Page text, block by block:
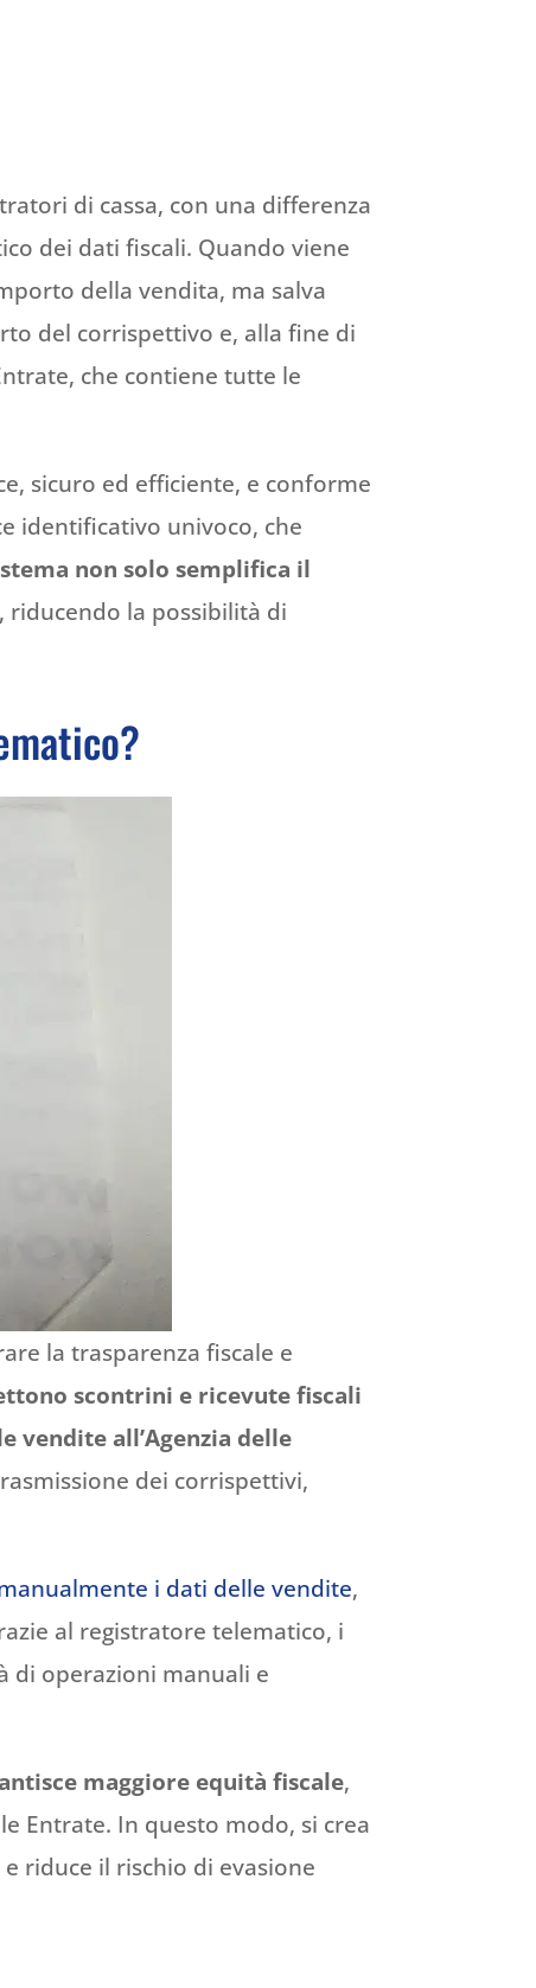
di cassa, con una differenza
dei dati fiscali. Quando viene
della vendita, ma salva
del corrispettivo e, alla fine di
che contiene tutte le
sicuro ed efficiente, e conforme
identificativo univoco, che
non solo semplifica il
, riducendo la possibilità di
la trasparenza fiscale e
scontrini e ricevute fiscali
all’Agenzia delle
dei corrispettivi,
i dati delle vendite,
al registratore telematico, i
di operazioni manuali e
maggiore equità fiscale,
Entrate. In questo modo, si crea
riduce il rischio di evasione